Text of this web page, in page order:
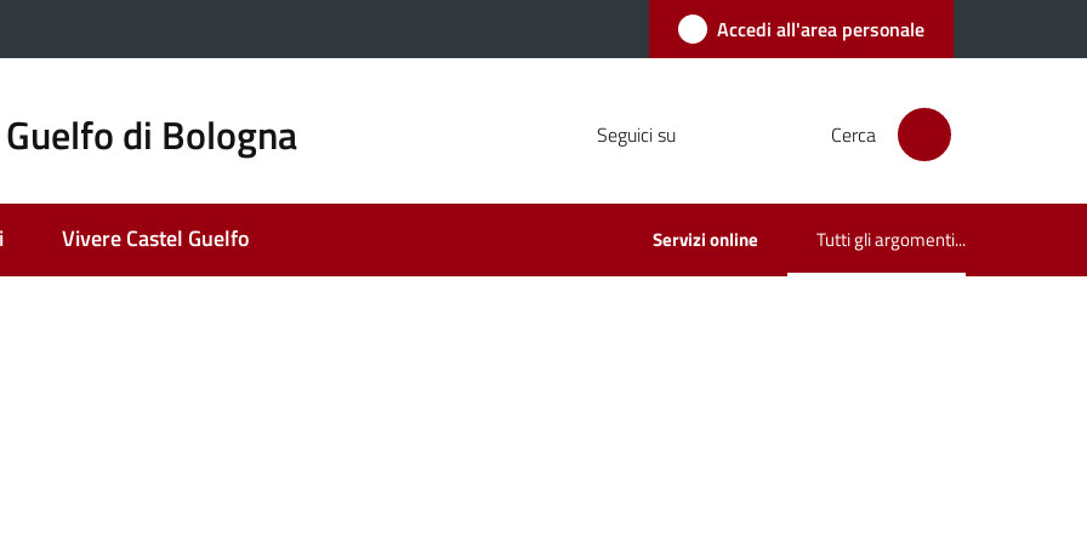
Accedi all'area personale
di Bologna Seguici su Cerca
Vivere Castel Guelfo Servizi online Tutti gli argomenti...
Menu selezionato